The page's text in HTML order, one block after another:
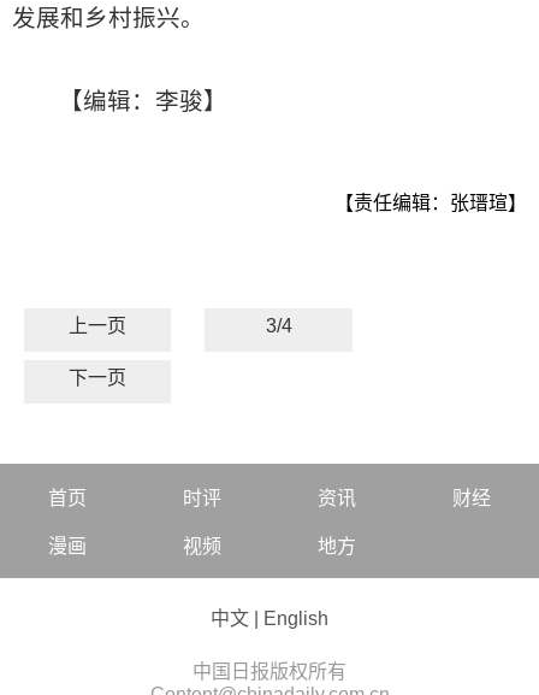
发展和乡村振兴。
【编辑：李骏】
【责任编辑：张瑨瑄】
上一页 3/4
下一页
首页 时评 资讯 财经
漫画 视频 地方
中文 English
中国日报版权所有